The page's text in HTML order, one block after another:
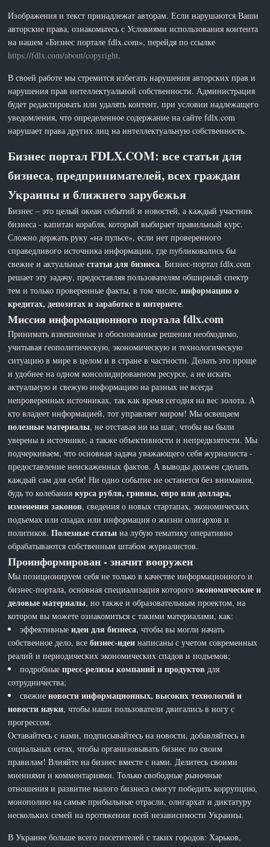
Изображения и текст принадлежат авторам. Если нарушаются Ваши
авторские права, ознакомьтесь с Условиями использования контента
на нашем «Бизнес портале fdlx.com», перейдя по ссылке
https://fdlx.com/about/copyright.
В своей работе мы стремится избегать нарушения авторских прав и
нарушения прав интеллектуальной собственности. Администрация
будет редактировать или удалять контент, при условии надлежащего
уведомления, что определенное содержание на сайте fdlx.com
нарушает права других лиц на интеллектуальную собственность.
Бизнес портал FDLX.COM: все статьи для
бизнеса, предпринимателей, всех граждан
Украины и ближнего зарубежья
Бизнес – это целый океан событий и новостей, а каждый участник
бизнеса - капитан корабля, который выбирает правильный курс.
Сложно держать руку «на пульсе», если нет проверенного
справедливого источника информации, где публиковались бы
свежие и актуальныестатьи для бизнеса. Бизнес-портал fdlx.com
решает эту задачу, предоставляя пользователям обширный спектр
тем и только проверенные факты, в том числе,информацию о
кредитах, депозитах и заработке в интернете.
Миссия информационного портала fdlx.com
Принимать взвешенные и обоснованные решения необходимо,
учитывая геополитическую, экономическую и технологическую
ситуацию в мире в целом и в стране в частности. Делать это проще
и удобнее на одном консолидированном ресурсе, а не искать
актуальную и свежую информацию на разных не всегда
непроверенных источниках, так как время сегодня на вес золота. А
кто владеет информацией, тот управляет миром! Мы освещаем
полезные материалы, не отставая ни на шаг, чтобы вы были
уверены в источнике, а также объективности и непредвзятости. Мы
подчеркиваем, что основная задача уважающего себя журналиста -
предоставление неискаженных фактов. А выводы должен сделать
каждый сам для себя! Ни одно событие не останется без внимания,
будь то колебаниякурса рубля, гривны, евро или доллара,
изменения законов, сведения о новых стартапах, экономических
подъемах или спадах или информация о жизни олигархов и
политиков.Полезные статьи на лубую тематику оперативно
обрабатываются собственным штабом журналистов.
Проинформирован - значит вооружен
Мы позиционируем себя не только в качестве информационного и
бизнес-портала, основная специализация которогоэкономические и
деловые материалы, но также и образовательным проектом, на
котором вы можете ознакомиться с такими материалами, как:
эффективныеидеи для бизнеса, чтобы вы могли начать
собственное дело, всебизнес-идеи написаны с учетом современных
реалий и периодических экономических спадов и подъемов;
подробныепресс-релизы компаний и продуктов для
сотрудничества;
свежиеновости информационных, высоких технологий и
новости науки, чтобы наши пользователи двигались в ногу с
прогрессом.
Оставайтесь с нами, подписывайтесь на новости, добавляйтесь в
социальных сетях, чтобы организовывать бизнес по своим
правилам! Влияйте на бизнес вместе с нами. Делитесь своими
мнениями и комментариями. Только свободные рыночные
отношения и развитие малого бизнеса смогут победить коррупцию,
монополию на самые прибыльные отрасли, олигархат и диктатуру
нескольких семей на протяжении всей независимости Украины.
В Украине больше всего посетителей с таких городов: Харьков,